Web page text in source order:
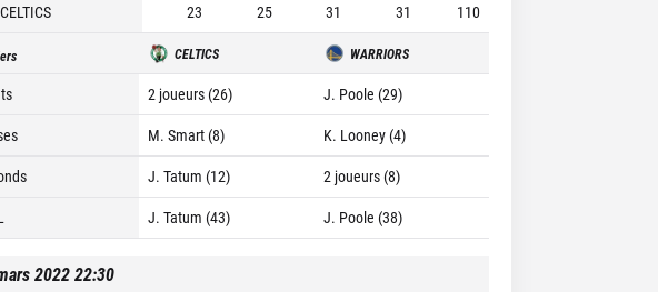
CELTICS
23 25 31 31 110
CELTICS WARRIORS
2 joueurs (26)
J. Poole (29)
M. Smart (8)
K. Looney (4)
J. Tatum (12)
2 joueurs (8)
J. Tatum (43) J. Poole (38)
2022 22:30